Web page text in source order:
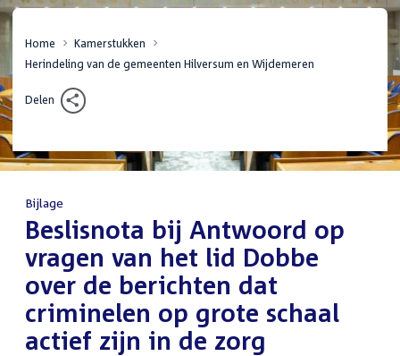
Home
Kamerstukken
Herindeling van de gemeenten Hilversum en Wijdemeren
Delen
Bijlage
:Beslisnota bij Antwoord op
vragen van het lid Dobbe
over de berichten dat
criminelen op grote schaal
actief zijn in de zorg